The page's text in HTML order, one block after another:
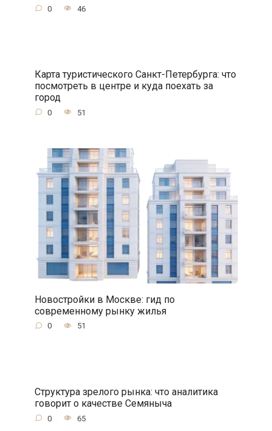
0 46
Карта туристического Санкт-Петербурга: что
посмотреть в центре и куда поехать за
город
0 51
Новостройки в Москве: гид по
современному рынку жилья
0 51
Структура зрелого рынка: что аналитика
говорит о качестве Семяныча
0 65